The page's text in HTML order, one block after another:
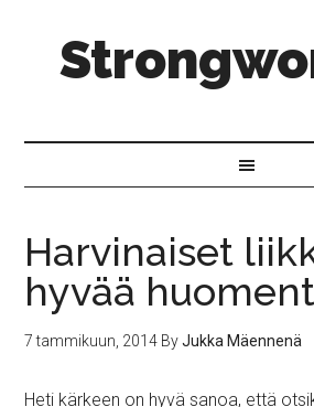
Harvinaiset
hyvää
7 tammikuun, 2014 ByJukka Mäennenä
Heti kärkeen on hyvä sanoa, että